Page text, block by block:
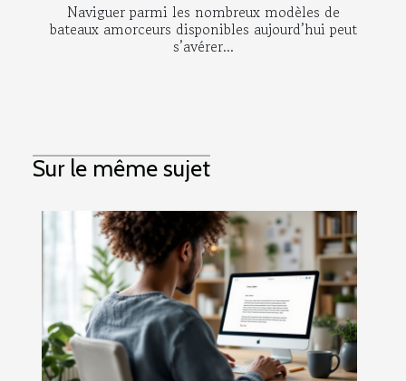
Naviguer parmi les nombreux modèles de
bateaux amorceurs disponibles aujourd’hui peut
s’avérer...
Sur le même sujet